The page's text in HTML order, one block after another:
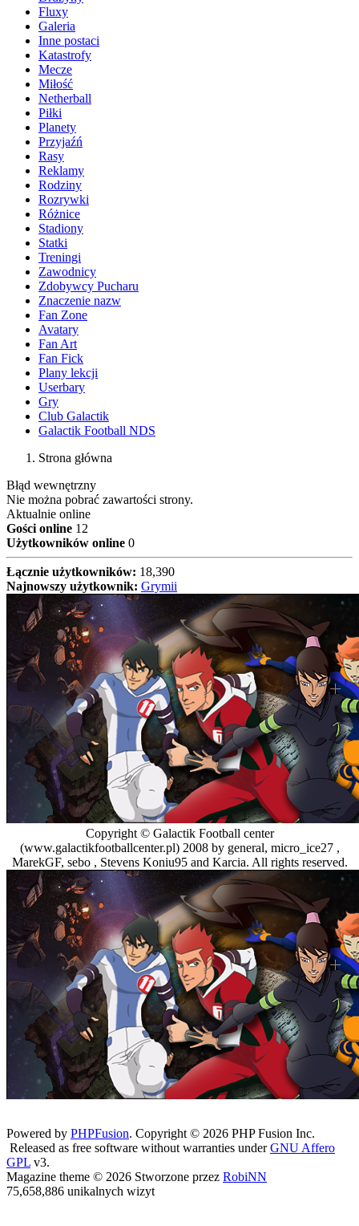
Fluxy
Galeria
Inne postaci
Katastrofy
Mecze
Miłość
Netherball
Piłki
Planety
Przyjaźń
Rasy
Reklamy
Rodziny
Rozrywki
Różnice
Stadiony
Statki
Treningi
Zawodnicy
Zdobywcy Pucharu
Znaczenie nazw
Fan Zone
Avatary
Fan Art
Fan Fick
Plany lekcji
Userbary
Gry
Club Galactik
Galactik Football NDS
Strona główna
Błąd wewnętrzny
Nie można pobrać zawartości strony.
Aktualnie online
Gości online 12
Użytkowników online 0
Łącznie użytkowników: 18,390
Najnowszy użytkownik: Grymii
Copyright © Galactik Football center
(www.galactikfootballcenter.pl) 2008 by general, micro_ice27 ,
MarekGF, sebo , Stevens Koniu95 and Karcia. All rights reserved.
Powered by PHPFusion. Copyright © 2026 PHP Fusion Inc.
Released as free software without warranties underGNU Affero
GPL v3.
Magazine theme © 2026 Stworzone przez RobiNN
75,658,886 unikalnych wizyt